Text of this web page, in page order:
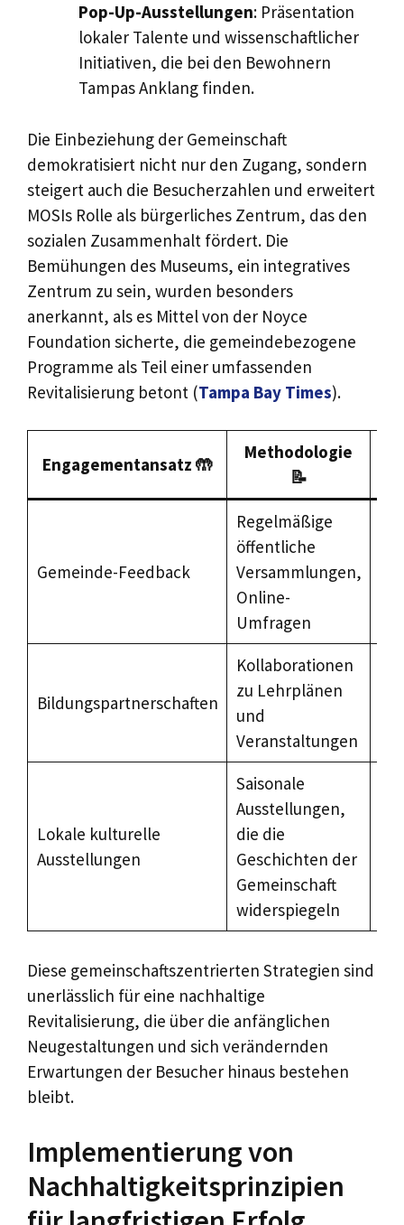
Pop-Up-Ausstellungen: Präsentation
lokaler Talente und wissenschaftlicher
Initiativen, die bei den Bewohnern
Tampas Anklang finden.
Die Einbeziehung der Gemeinschaft
demokratisiert nicht nur den Zugang, sondern
steigert auch die Besucherzahlen und erweitert
MOSIs Rolle als bürgerliches Zentrum, das den
sozialen Zusammenhalt fördert. Die
Bemühungen des Museums, ein integratives
Zentrum zu sein, wurden besonders
anerkannt, als es Mittel von der Noyce
Foundation sicherte, die gemeindebezogene
Programme als Teil einer umfassenden
Revitalisierung betont (Tampa Bay Times).
Engagementansatz 🤲
Methodologie
📝
Gemeinde-Feedback
Regelmäßige
öffentliche
Versammlungen,
Online-
Umfragen
Bildungspartnerschaften
Kollaborationen
zu Lehrplänen
und
Veranstaltungen
Lokale kulturelle
Ausstellungen
Saisonale
Ausstellungen,
die die
Geschichten der
Gemeinschaft
widerspiegeln
Diese gemeinschaftszentrierten Strategien sind
unerlässlich für eine nachhaltige
Revitalisierung, die über die anfänglichen
Neugestaltungen und sich verändernden
Erwartungen der Besucher hinaus bestehen
bleibt.
Implementierung von
Nachhaltigkeitsprinzipien